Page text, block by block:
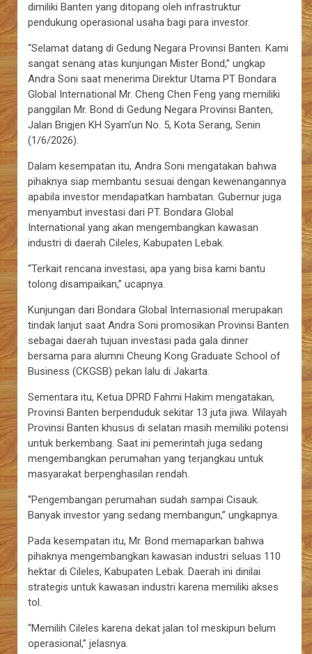
dimiliki Banten yang ditopang oleh infrastruktur
pendukung operasional usaha bagi para investor.
“Selamat datang di Gedung Negara Provinsi Banten. Kami
sangat senang atas kunjungan Mister Bond,” ungkap
Andra Soni saat menerima Direktur Utama PT Bondara
Global International Mr. Cheng Chen Feng yang memiliki
panggilan Mr. Bond di Gedung Negara Provinsi Banten,
Jalan Brigjen KH Syam’un No. 5, Kota Serang, Senin
(1/6/2026).
Dalam kesempatan itu, Andra Soni mengatakan bahwa
pihaknya siap membantu sesuai dengan kewenangannya
apabila investor mendapatkan hambatan. Gubernur juga
menyambut investasi dari PT. Bondara Global
International yang akan mengembangkan kawasan
industri di daerah Cileles, Kabupaten Lebak.
“Terkait rencana investasi, apa yang bisa kami bantu
tolong disampaikan,” ucapnya.
Kunjungan dari Bondara Global Internasional merupakan
tindak lanjut saat Andra Soni promosikan Provinsi Banten
sebagai daerah tujuan investasi pada gala dinner
bersama para alumni Cheung Kong Graduate School of
Business (CKGSB) pekan lalu di Jakarta.
Sementara itu, Ketua DPRD Fahmi Hakim mengatakan,
Provinsi Banten berpenduduk sekitar 13 juta jiwa. Wilayah
Provinsi Banten khusus di selatan masih memiliki potensi
untuk berkembang. Saat ini pemerintah juga sedang
mengembangkan perumahan yang terjangkau untuk
masyarakat berpenghasilan rendah.
“Pengembangan perumahan sudah sampai Cisauk.
Banyak investor yang sedang membangun,” ungkapnya.
Pada kesempatan itu, Mr. Bond memaparkan bahwa
pihaknya mengembangkan kawasan industri seluas 110
hektar di Cileles, Kabupaten Lebak. Daerah ini dinilai
strategis untuk kawasan industri karena memiliki akses
tol.
“Memilih Cileles karena dekat jalan tol meskipun belum
operasional,” jelasnya.